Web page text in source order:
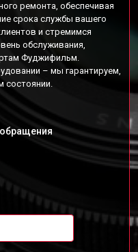
ремонта, обеспечивая
срока службы вашего
и стремимся
обслуживания,
Фуджифильм.
– мы гарантируем,
состоянии.